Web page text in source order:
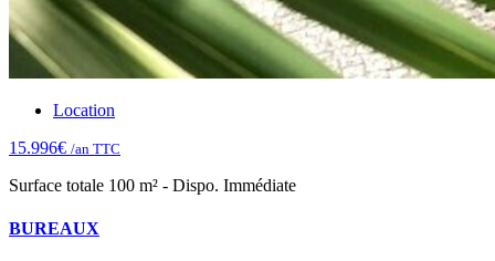
Location
15.996€ /an TTC
Surface totale 100 m² - Dispo. Immédiate
BUREAUX